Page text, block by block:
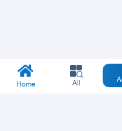
Home All